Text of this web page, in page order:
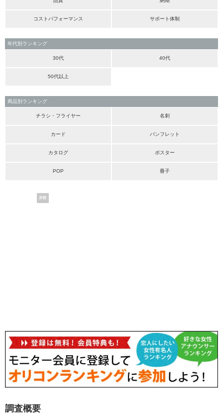
コストパフォーマンス サポート体制
年代別ランキング
30代 40代
50代以上
商品別ランキング
チラシ・フライヤー 名刺
カード パンフレット
カタログ ポスター
POP 冊子
PR
調査概要